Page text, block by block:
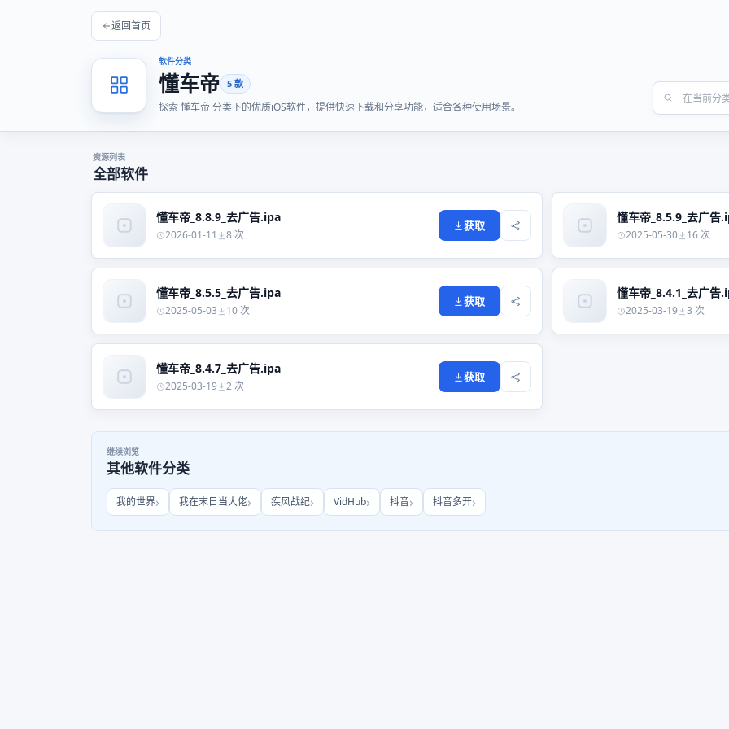
返回首页
软件分类
懂车帝 5 款
探索 懂车帝 分类下的优质iOS软件，提供快速下载和分享功能，适合各种使用场景。
资源列表
全部软件
懂车帝_8.8.9_去广告.ipa
2026-01-11 8 次
获取
懂车帝_8.5.9_去广告
2025-05-30 16 次
懂车帝_8.5.5_去广告.ipa
2025-05-03 10 次
获取
懂车帝_8.4.1_去广告
2025-03-19 3 次
懂车帝_8.4.7_去广告.ipa
2025-03-19 2 次
获取
继续浏览
其他软件分类
我的世界 我在末日当大佬 疾风战纪 VidHub 抖音 抖音多开